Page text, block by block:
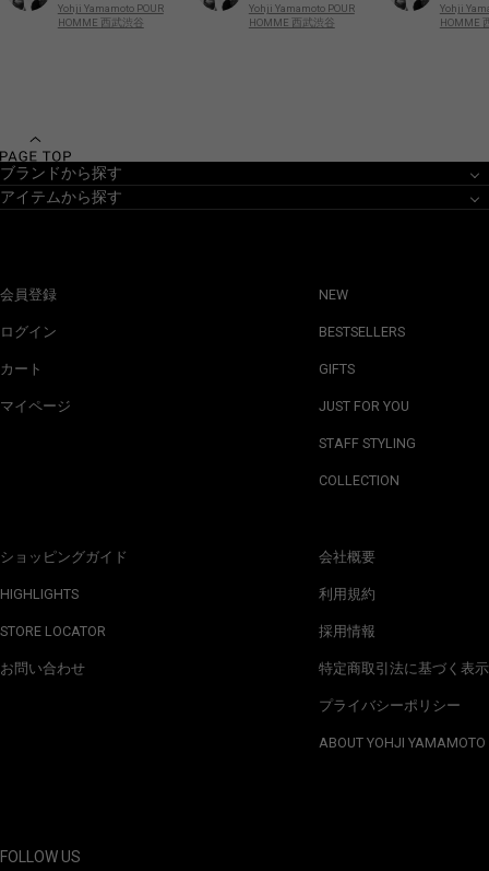
Yohji Yamamoto POUR
HOMME 西武渋谷
Yohji Yamamoto POUR
HOMME 西武渋谷
Yohji
HOMME
ブランドから探す
アイテムから探す
会員登録
ログイン
カート
マイページ
ショッピングガイド
HIGHLIGHTS
STORE LOCATOR
お問い合わせ
NEW
BESTSELLERS
GIFTS
JUST FOR YOU
STAFF STYLING
COLLECTION
会社概要
利用規約
採用情報
特定商取引法に基づく表示
プライバシーポリシー
ABOUT YOHJI YAMAMOTO
FOLLOW US